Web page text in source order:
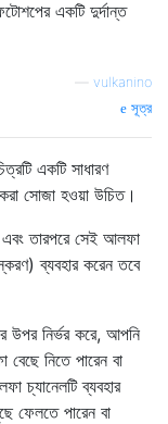
একটি দুর্দান্ত
vulkanino
সূত্র
একটি সাধারণ
সোজা হওয়া উচিত।
এবং তারপরে সেই আলফা
ব্যবহার করেন তবে
উপর নির্ভর করে, আপনি
নিতে পারেন বা
চ্যানেলটি ব্যবহার
ফেলতে পারেন বা